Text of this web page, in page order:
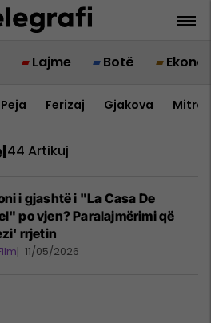
Lajme Botë
Peja Ferizaj Gjakova
44 Artikuj
i gjashtë i "La Casa De
po vjen? Paralajmërimi që
rrjetin
11/05/2026